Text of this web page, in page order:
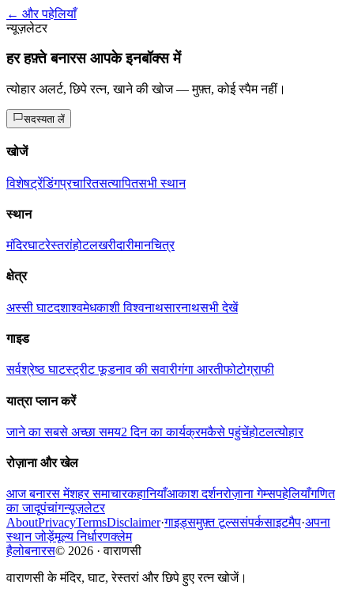
← और पहेलियाँ
न्यूज़लेटर
हर हफ़्ते बनारस आपके इनबॉक्स में
त्योहार अलर्ट, छिपे रत्न, खाने की खोज — मुफ़्त, कोई स्पैम नहीं।
सदस्यता लें
खोजें
विशेषट्रेंडिंगप्रचारितसत्यापितसभी स्थान
स्थान
मंदिरघाटरेस्तरांहोटलखरीदारीमानचित्र
क्षेत्र
अस्सी घाटदशाश्वमेधकाशी विश्वनाथसारनाथसभी देखें
गाइड
सर्वश्रेष्ठ घाटस्ट्रीट फूडनाव की सवारीगंगा आरतीफोटोग्राफी
यात्रा प्लान करें
जाने का सबसे अच्छा समय2 दिन का कार्यक्रमकैसे पहुंचेंहोटलत्योहार
रोज़ाना और खेल
आज बनारस मेंशहर समाचारकहानियाँआकाश दर्शनरोज़ाना गेम्सपहेलियाँगणित
का जादूपंचांगन्यूज़लेटर
AboutPrivacyTermsDisclaimer·गाइड्समुफ़्त टूल्ससंपर्कसाइटमैप·अपना
स्थान जोड़ेंमूल्य निर्धारणक्लेम
हैलोबनारस© 2026 ·वाराणसी
वाराणसी के मंदिर, घाट, रेस्तरां और छिपे हुए रत्न खोजें।